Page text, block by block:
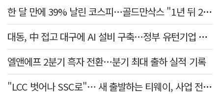
한 달 만에 39% 날린 코스피…골드만삭스 "1년 뒤 2배" 예상, 왜?
대동, 中 접고 대구에 AI 설비 구축…정부 유턴기업 선정
엘앤에프 2분기 흑자 전환…분기 최대 출하 실적 기록
"LCC 벗어나 SSC로"… 새 출발하는 티웨이, 사업 전략 발표